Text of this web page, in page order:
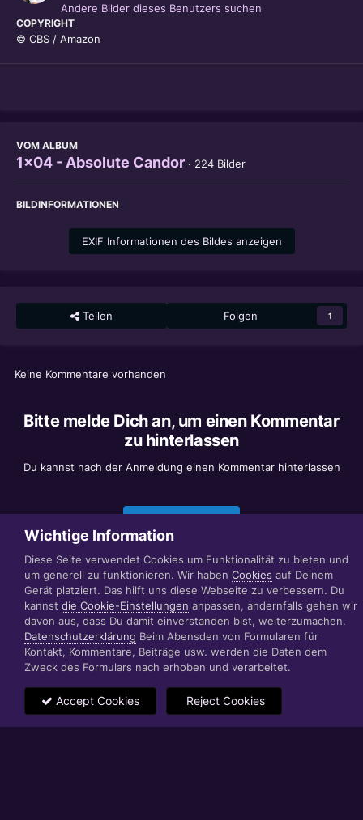
Andere Bilder dieses Benutzers suchen
COPYRIGHT
© CBS / Amazon
VOM ALBUM
1x04 - Absolute Candor · 224 Bilder
BILDINFORMATIONEN
EXIF Informationen des Bildes anzeigen
Teilen Folgen 1
Keine Kommentare vorhanden
Bitte melde Dich an, um einen Kommentar
zu hinterlassen
Du kannst nach der Anmeldung einen Kommentar hinterlassen
Datenschutzerklärung Impressum
© 1999 - 2022 RÄBIGER IT|WEB|VIDEO|CONSULTING
www.raebiger.pro
Powered by Invision Community
Wichtige Information
Diese Seite verwendet Cookies um Funktionalität zu bieten und
um generell zu funktionieren. Wir haben Cookies auf Deinem
Gerät platziert. Das hilft uns diese Webseite zu verbessern. Du
kannst die Cookie-Einstellungen anpassen, andernfalls gehen wir
davon aus, dass Du damit einverstanden bist, weiterzumachen.
Datenschutzerklärung Beim Abensden von Formularen für
Kontakt, Kommentare, Beiträge usw. werden die Daten dem
Zweck des Formulars nach erhoben und verarbeitet.
Accept Cookies Reject Cookies